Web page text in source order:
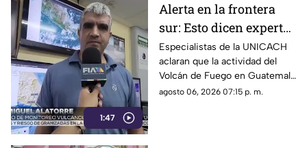
1:47
Alerta en la frontera
sur: Esto dicen expertos
sobre el Volcán de
Fuego y la ceniza en
Chiapas
Especialistas de la UNICACH
aclaran que la actividad del
Volcán de Fuego en Guatemala
no representa peligro para
agosto 06, 2026 07:15 p. m.